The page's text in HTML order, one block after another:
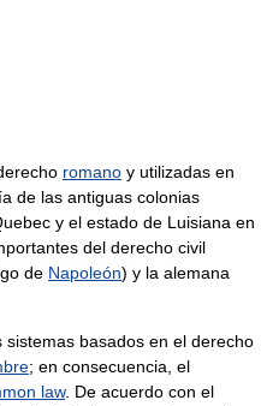
romano y utilizadas en
de las antiguas colonias
y el estado de Luisiana en
del derecho civil
de Napoleón) y la alemana
basados en el derecho
; en consecuencia, el
law. De acuerdo con el